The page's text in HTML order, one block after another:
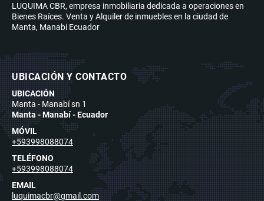
LUQUIMA CBR, empresa inmobiliaria dedicada a operaciones en
Bienes Raíces. Venta y Alquiler de inmuebles en la ciudad de
Manta, Manabi Ecuador
UBICACIÓN Y CONTACTO
UBICACIÓN
Manta - Manabí sn 1
Manta - Manabí - Ecuador
MÓVIL
+593998088074
TELÉFONO
+593998088074
EMAIL
luquimacbr@gmail.com